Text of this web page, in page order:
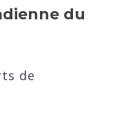
du
de